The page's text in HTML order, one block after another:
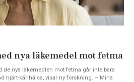
nya läkemedel mot fetma
de nya läkemedlen mot fetma går inte bara
hjärt-kärlhälsa, visar ny forskning. – Mina